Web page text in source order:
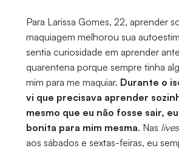
Para Larissa Gomes, 22, aprender
maquiagem melhorou sua
sentia curiosidade em aprender
quarentena porque sempre tinha
mim para me maquiar. Durante o
vi que precisava aprender
mesmo que eu não fosse sair,
bonita para mim mesma. Nas lives
aos sábados e sextas-feiras, eu